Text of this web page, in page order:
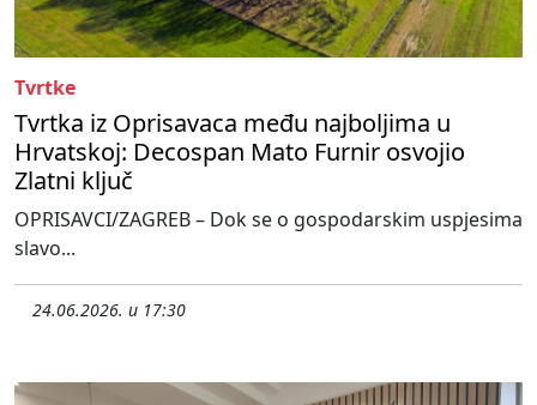
Tvrtke
Tvrtka iz Oprisavaca među najboljima u
Hrvatskoj: Decospan Mato Furnir osvojio
Zlatni ključ
OPRISAVCI/ZAGREB – Dok se o gospodarskim uspjesima
slavo...
24.06.2026. u 17:30